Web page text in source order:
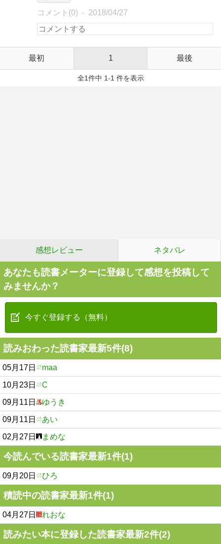
コメント(0) 2018/04/27
最初 1 最後
全1件中 1-1 件を表示
感想レビュー ネタバレ
あなたも読書メーターに登録して感想を投稿して
みませんか？
今すぐ登録する（無料）
読みおわった読書家最新5件(8)
05月17日 maa
10月23日 C
09月11日 ゆうき
09月11日 あい
02月27日 まめな
今読んでいる読書家最新1件(1)
09月20日 ひろ
積読中の読書家最新1件(1)
04月27日 れおな
読みたい本に登録した読書家最新2件(2)